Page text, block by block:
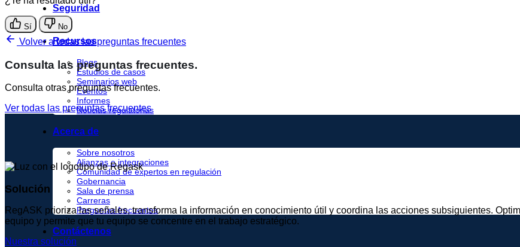
Seguridad
Recursos
Blogs
Estudios de casos
Seminarios web
Eventos
Informes
Noticias regulatorias
Acerca de
Sobre nosotros
Alianzas e integraciones
Comunidad de expertos en regulación
Gobernancia
Sala de prensa
Carreras
Preguntas frecuentes
Contáctenos
Sí No
Volver a todas las preguntas frecuentes
Consulta las preguntas frecuentes.
Consulta otras preguntas frecuentes.
Ver todas las preguntas frecuentes
Solución
RegASK prioriza las señales, transforma la información en conocimiento útil y coordina las acciones subsiguientes.
equipo y permite que tu equipo se concentre en el trabajo estratégico.
Nuestra solución